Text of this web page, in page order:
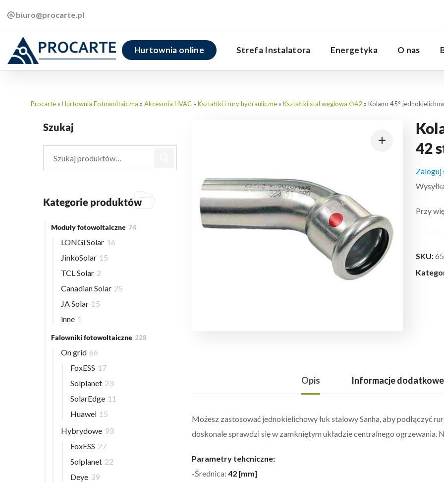
biuro@procarte.pl
Hurtownia online Strefa Instalatora Energetyka O nas
Procarte » Hurtownia Fotowoltaiczna » Akcesoria HVAC » Kształtki i rury hydrauliczne » Kształtki stal węglowa ∅42 » Kolano 45°
42
Zaloguj
Przy
SKU:
Opis Informacje dodatkowe
Możesz zastosować jednokielichowy łuk stalowy Sanha, aby podłączyć
doskonale sprawdzi się w zamkniętym układzie centralnego ogrzewania.
Parametry tehcniczne:
-Średnica: 42 [mm]
Szukaj
Kategorie produktów
Moduły fotowoltaiczne 74
LONGi Solar 16
JinkoSolar 15
TCL Solar 2
Canadian Solar 25
JA Solar 15
inne 1
Falowniki fotowoltaiczne 228
On grid 66
FoxESS 17
Solplanet 23
SolarEdge 11
Huawei 15
Hybrydowe 93
FoxESS 27
Solplanet 22
Deye 39